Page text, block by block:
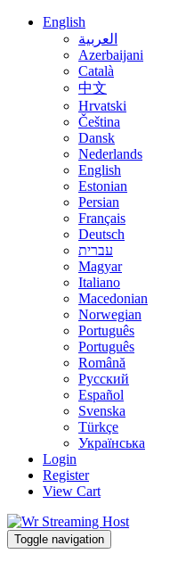
English
العربية
Azerbaijani
Català
中文
Hrvatski
Čeština
Dansk
Nederlands
English
Estonian
Persian
Français
Deutsch
עברית
Magyar
Italiano
Macedonian
Norwegian
Português
Português
Română
Русский
Español
Svenska
Türkçe
Українська
Login
Register
View Cart
Toggle navigation